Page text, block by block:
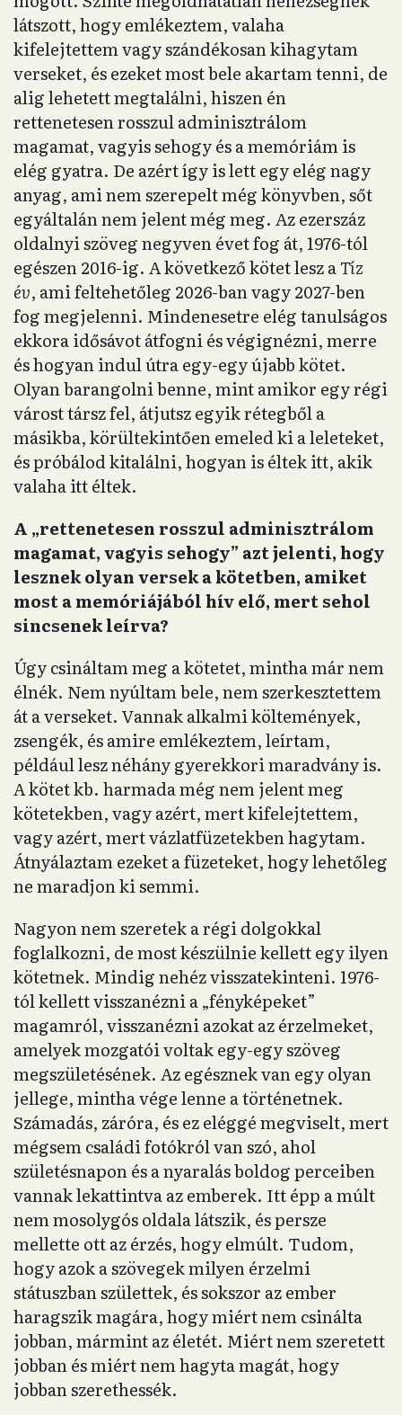
látszott, hogy emlékeztem, valaha
kifelejtettem vagy szándékosan kihagytam
verseket, és ezeket most bele akartam tenni, de
alig lehetett megtalálni, hiszen én
rettenetesen rosszul adminisztrálom
magamat, vagyis sehogy és a memóriám is
elég gyatra. De azért így is lett egy elég nagy
anyag, ami nem szerepelt még könyvben, sőt
egyáltalán nem jelent még meg. Az ezerszáz
oldalnyi szöveg negyven évet fog át, 1976-tól
egészen 2016-ig. A következő kötet lesz aTíz
év, ami feltehetőleg 2026-ban vagy 2027-ben
fog megjelenni. Mindenesetre elég tanulságos
ekkora idősávot átfogni és végignézni, merre
és hogyan indul útra egy-egy újabb kötet.
Olyan barangolni benne, mint amikor egy régi
várost társz fel, átjutsz egyik rétegből a
másikba, körültekintően emeled ki a leleteket,
és próbálod kitalálni, hogyan is éltek itt, akik
valaha itt éltek.
A „rettenetesen rosszul adminisztrálom
magamat, vagyis sehogy” azt jelenti, hogy
lesznek olyan versek a kötetben, amiket
most a memóriájából hív elő, mert sehol
sincsenek leírva?
Úgy csináltam meg a kötetet, mintha már nem
élnék. Nem nyúltam bele, nem szerkesztettem
át a verseket. Vannak alkalmi költemények,
zsengék, és amire emlékeztem, leírtam,
például lesz néhány gyerekkori maradvány is.
A kötet kb. harmada még nem jelent meg
kötetekben, vagy azért, mert kifelejtettem,
vagy azért, mert vázlatfüzetekben hagytam.
Átnyálaztam ezeket a füzeteket, hogy lehetőleg
ne maradjon ki semmi.
Nagyon nem szeretek a régi dolgokkal
foglalkozni, de most készülnie kellett egy ilyen
kötetnek. Mindig nehéz visszatekinteni. 1976-
tól kellett visszanézni a „fényképeket”
magamról, visszanézni azokat az érzelmeket,
amelyek mozgatói voltak egy-egy szöveg
megszületésének. Az egésznek van egy olyan
jellege, mintha vége lenne a történetnek.
Számadás, záróra, és ez eléggé megviselt, mert
mégsem családi fotókról van szó, ahol
születésnapon és a nyaralás boldog perceiben
vannak lekattintva az emberek. Itt épp a múlt
nem mosolygós oldala látszik, és persze
mellette ott az érzés, hogy elmúlt. Tudom,
hogy azok a szövegek milyen érzelmi
státuszban születtek, és sokszor az ember
haragszik magára, hogy miért nem csinálta
jobban, mármint az életét. Miért nem szeretett
jobban és miért nem hagyta magát, hogy
jobban szerethessék.